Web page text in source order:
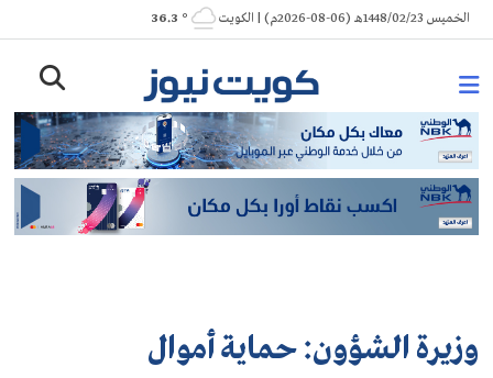
Skip
to
الخميس 1448/02/23هـ (06-08-2026م) | الكويت ° 36.3
وزيرة الشؤون: حماية أموال